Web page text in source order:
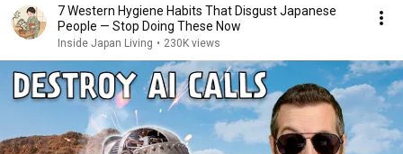
7 Western Hygiene Habits That Disgust Japanese
People — Stop Doing These Now
Inside Japan Living • 230K views